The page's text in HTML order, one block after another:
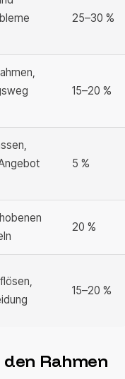
25–30 %
15–20 %
5 %
20 %
15–20 %
Rahmen